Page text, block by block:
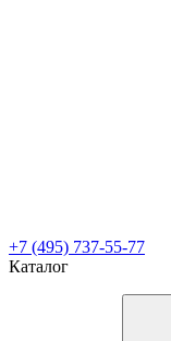
+7 (495) 737-55-77
Каталог